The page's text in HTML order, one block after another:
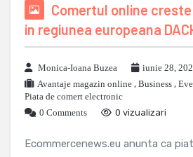
Comertul online
in regiunea europeana
Monica-Ioana Buzea
iunie 28,
Avantaje magazin online , Business ,
Piata de comert electronic
0 Comments
0 vizualizari
Ecommercenews.eu anunta ca